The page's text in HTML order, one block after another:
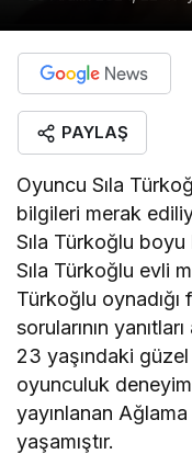
PAYLAŞ
Oyuncu Sıla
bilgileri merak
Sıla Türkoğlu
Sıla Türkoğlu evli
Türkoğlu
sorularının
23 yaşındaki
oyunculuk
yayınlanan
yaşamıştır.